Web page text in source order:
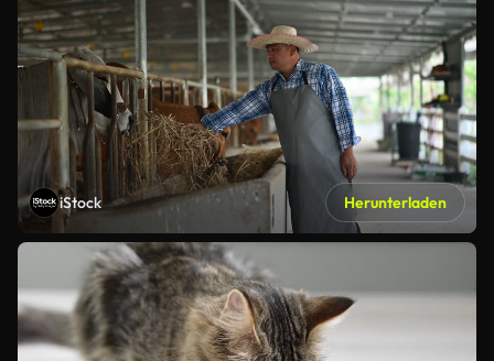
iStock Herunterladen